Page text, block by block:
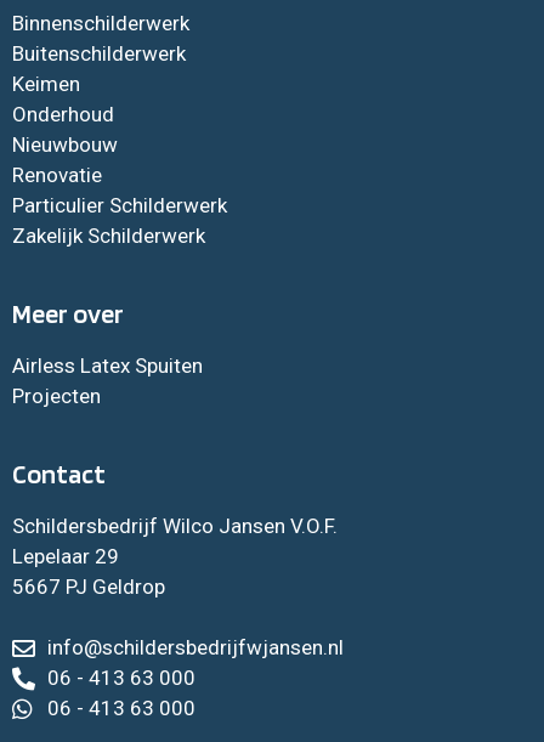
Binnenschilderwerk
Buitenschilderwerk
Keimen
Onderhoud
Nieuwbouw
Renovatie
Particulier Schilderwerk
Zakelijk Schilderwerk
Meer over
Airless Latex Spuiten
Projecten
Contact
Schildersbedrijf Wilco Jansen V.O.F.
Lepelaar 29
5667 PJ Geldrop
info@schildersbedrijfwjansen.nl
06 - 413 63 000
06 - 413 63 000